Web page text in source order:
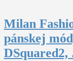
Milan
pánskej